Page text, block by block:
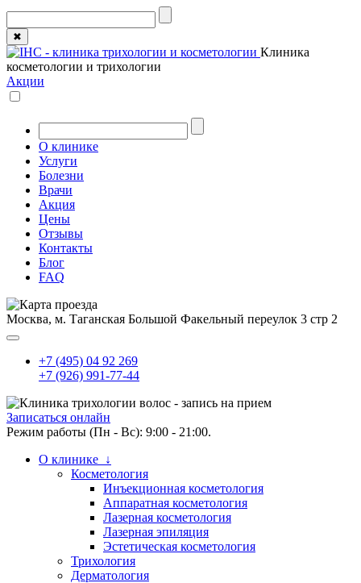
✖
Клиника
косметологии и трихологии
Акции
О клинике
Услуги
Болезни
Врачи
Акция
Цены
Отзывы
Контакты
Блог
FAQ
Москва, м. Таганская Большой Факельный переулок 3 стр 2
+7 (495) 04 92 269
+7 (926) 991-77-44
Записаться онлайн
Режим работы (Пн - Вс): 9:00 - 21:00.
О клинике ↓
Косметология
Инъекционная косметология
Аппаратная косметология
Лазерная косметология
Лазерная эпиляция
Эстетическая косметология
Трихология
Дерматология